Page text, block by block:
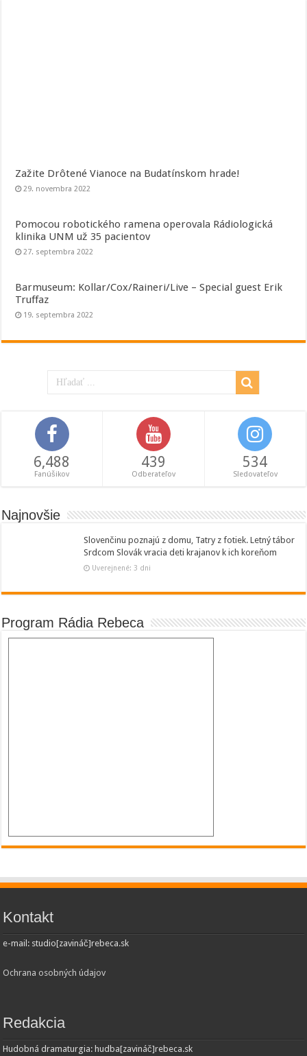
Zažite Drôtené Vianoce na Budatínskom hrade!
29. novembra 2022
Pomocou robotického ramena operovala Rádiologická
klinika UNM už 35 pacientov
27. septembra 2022
Barmuseum: Kollar/Cox/Raineri/Live – Special guest Erik
Truffaz
19. septembra 2022
6,488
Fanúšikov
439
Odberateľov
534
Sledovateľov
Najnovšie
Slovenčinu poznajú z domu, Tatry z fotiek. Letný tábor
Srdcom Slovák vracia deti krajanov k ich koreňom
Uverejnené: 3 dni
Program Rádia Rebeca
Kontakt
e-mail: studio[zavináč]rebeca.sk
Ochrana osobných údajov
Redakcia
Hudobná dramaturgia: hudba[zavináč]rebeca.sk